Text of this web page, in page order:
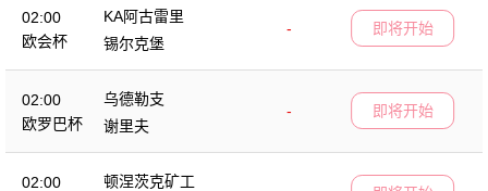
02:00
欧会杯
KA阿古雷里
-
锡尔克堡
即将开始
02:00
欧罗巴杯
乌德勒支
-
谢里夫
即将开始
02:00 顿涅茨克矿工